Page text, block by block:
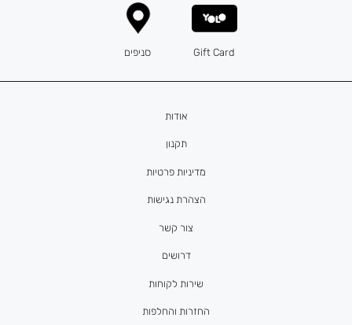
אודות
תקנון
מדיניות פרטיות
הצהרת נגישות
צור קשר
דרושים
Gift Card סניפים
שירות לקוחות
החזרות והחלפות